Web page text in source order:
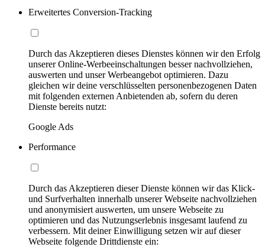
Erweitertes Conversion-Tracking
Durch das Akzeptieren dieses Dienstes können wir den Erfolg
unserer Online-Werbeeinschaltungen besser nachvollziehen,
auswerten und unser Werbeangebot optimieren. Dazu
gleichen wir deine verschlüsselten personenbezogenen Daten
mit folgenden externen Anbietenden ab, sofern du deren
Dienste bereits nutzt:
Google Ads
Performance
Durch das Akzeptieren dieser Dienste können wir das Klick-
und Surfverhalten innerhalb unserer Webseite nachvollziehen
und anonymisiert auswerten, um unsere Webseite zu
optimieren und das Nutzungserlebnis insgesamt laufend zu
verbessern. Mit deiner Einwilligung setzen wir auf dieser
Webseite folgende Drittdienste ein: